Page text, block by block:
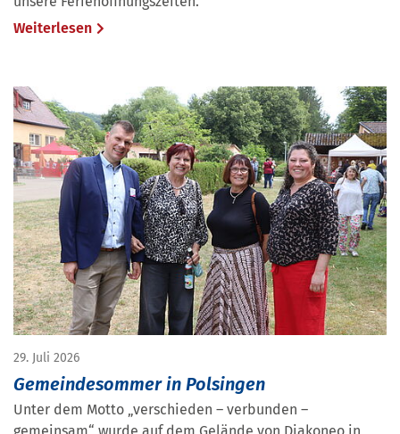
Weiterlesen
29. Juli 2026
Gemeindesommer in Polsingen
Unter dem Motto „verschieden – verbunden –